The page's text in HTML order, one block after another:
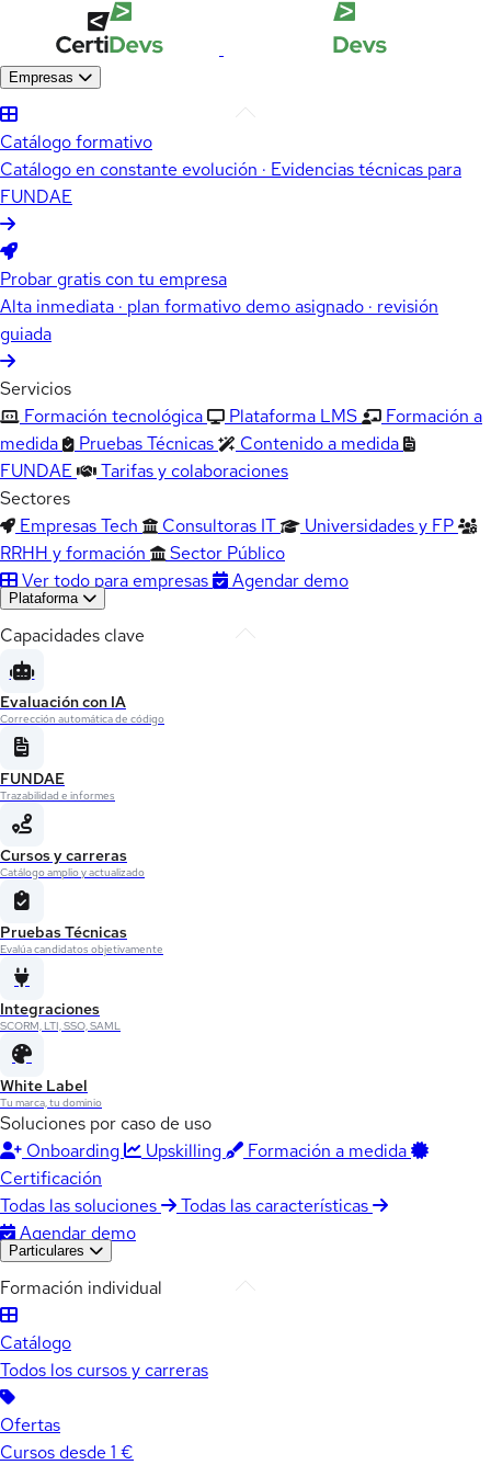
Empresas
Catálogo formativo
Catálogo en constante evolución · Evidencias técnicas para
FUNDAE
Probar gratis con tu empresa
Alta inmediata · plan formativo demo asignado · revisión
guiada
Servicios
Formación tecnológica
Plataforma LMS
Formación a
medida
Pruebas Técnicas
Contenido a medida
FUNDAE
Tarifas y colaboraciones
Sectores
Empresas Tech
Consultoras IT
Universidades y FP
RRHH y formación
Sector Público
Ver todo para empresas
Agendar demo
Plataforma
Capacidades clave
Evaluación con IA
Corrección automática de código
FUNDAE
Trazabilidad e informes
Cursos y carreras
Catálogo amplio y actualizado
Pruebas Técnicas
Evalúa candidatos objetivamente
Integraciones
SCORM, LTI, SSO, SAML
White Label
Tu marca, tu dominio
Soluciones por caso de uso
Onboarding
Upskilling
Formación a medida
Certificación
Todas las soluciones
Todas las características
Agendar demo
Particulares
Formación individual
Catálogo
Todos los cursos y carreras
Ofertas
Cursos desde 1 €